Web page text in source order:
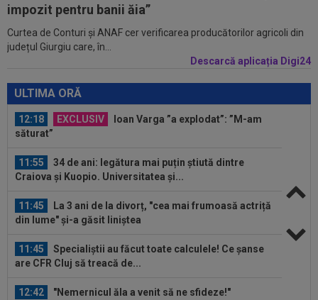
impozit pentru banii ăia”
Curtea de Conturi și ANAF cer verificarea producătorilor agricoli din
județul Giurgiu care, în...
Descarcă aplicația Digi24
ULTIMA ORĂ
pentru transferul campionului...
12:28 FOTO
Georgina, făcută "grasă" chiar înainte
de nunta cu Ronaldo! Antonela nu a stat...
Tratative avansate cu un...
12:18 EXCLUSIV
Ioan Varga ”a explodat”: ”M-am
săturat”
11:55
34 de ani: legătura mai puțin știută dintre
Craiova și Kuopio. Universitatea și...
11:45
La 3 ani de la divorț, "cea mai frumoasă actriță
din lume" și-a găsit liniștea
11:45
Specialiștii au făcut toate calculele! Ce șanse
are CFR Cluj să treacă de...
12:42
"Nemernicul ăla a venit să ne sfideze!"